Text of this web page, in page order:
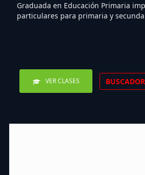
Graduada en Educación Primaria
particulares para primaria y
VER CLASES